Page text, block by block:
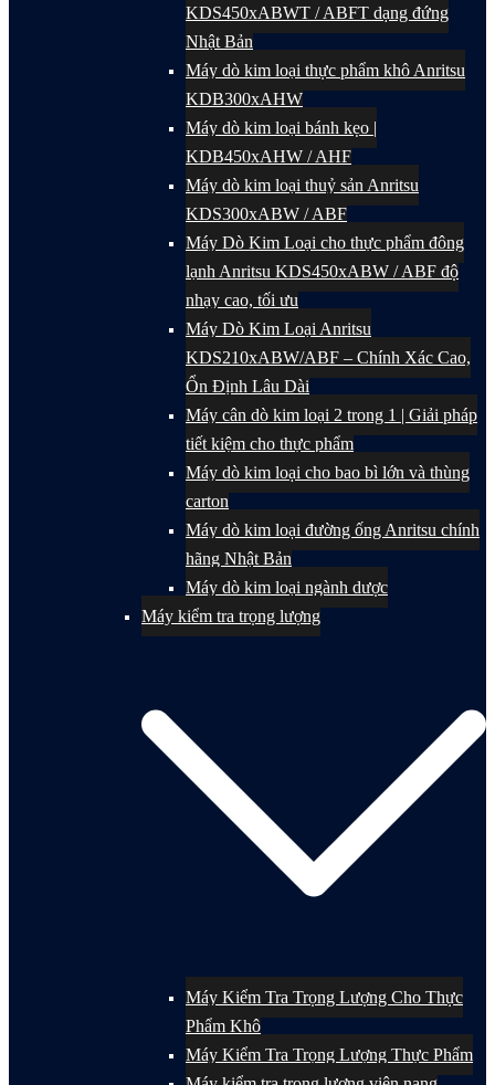
KDS450xABWT / ABFT dạng đứng
Nhật Bản
Máy dò kim loại thực phẩm khô Anritsu
KDB300xAHW
Máy dò kim loại bánh kẹo |
KDB450xAHW / AHF
Máy dò kim loại thuỷ sản Anritsu
KDS300xABW / ABF
Máy Dò Kim Loại cho thực phẩm đông
lạnh Anritsu KDS450xABW / ABF độ
nhạy cao, tối ưu
Máy Dò Kim Loại Anritsu
KDS210xABW/ABF – Chính Xác Cao,
Ổn Định Lâu Dài
Máy cân dò kim loại 2 trong 1 | Giải pháp
tiết kiệm cho thực phẩm
Máy dò kim loại cho bao bì lớn và thùng
carton
Máy dò kim loại đường ống Anritsu chính
hãng Nhật Bản
Máy dò kim loại ngành dược
Máy kiểm tra trọng lượng
Máy Kiểm Tra Trọng Lượng Cho Thực
Phẩm Khô
Máy Kiểm Tra Trọng Lượng Thực Phẩm